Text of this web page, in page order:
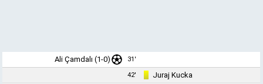
Ali Çamdalı (1-0) 31'
42'
Juraj Kucka